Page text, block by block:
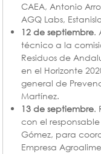
CAEA, Antonio
AGQ Labs,
12 de septiembre.
técnico a la
Residuos de
en el Horizonte
general de
Martínez.
13 de septiembre.
con el
Gómez, para
Empresa